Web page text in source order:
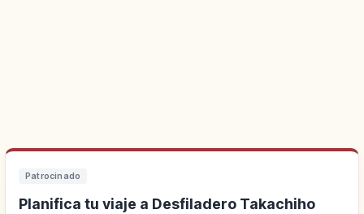
Patrocinado
Planifica tu viaje a Desfiladero Takachiho